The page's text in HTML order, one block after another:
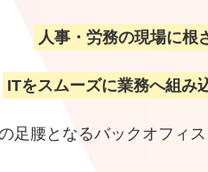
人事・労務の現場に根
ITをスムーズに業務へ組み
足腰となるバックオフィ